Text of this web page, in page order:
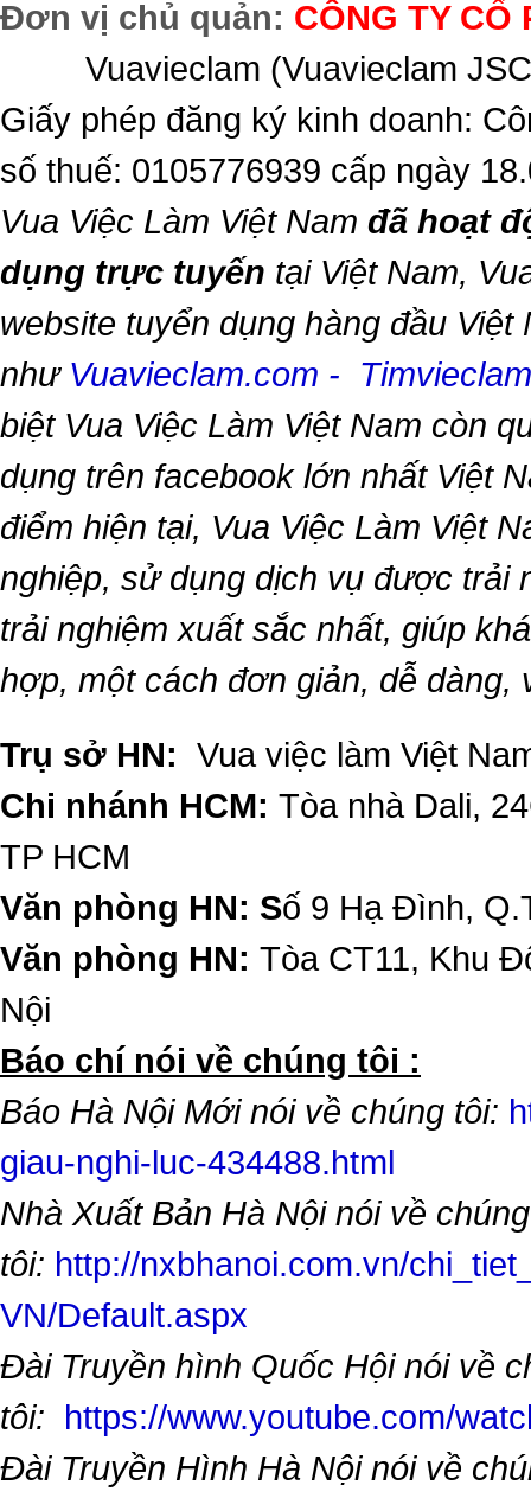
Đơn vị chủ quản: CÔNG TY CỔ
Vuavieclam (Vuavieclam
Giấy phép đăng ký kinh doanh:
số thuế: 0105776939 cấp ngày
Vua Việc Làm Việt Nam đã hoạt
dụng trực tuyến tại Việt Nam,
website tuyển dụng hàng đầu Việt
như Vuavieclam.com -
biệt Vua Việc Làm Việt Nam còn
dụng trên facebook lớn nhất Việt
điểm hiện tại, Vua Việc Làm Việt
nghiệp, sử dụng dịch vụ được trải
trải nghiệm xuất sắc nhất, giúp
hợp, một cách đơn giản, dễ dàng,
Trụ sở HN: Vua việc làm Việt
Chi nhánh HCM: Tòa nhà Dali,
TP HCM
Văn phòng HN: Số 9 Hạ Đình,
Văn phòng HN: Tòa CT11, Khu
Nội
​Báo chí nói về chúng tôi :
Báo Hà Nội Mới nói về chúng tôi:
giau-nghi-luc-434488.html
Nhà Xuất Bản Hà Nội nói về chúng
tôi: http://nxbhanoi.com.vn/
VN/Default.aspx
Đài Truyền hình Quốc Hội nói về
tôi: https://www.youtube.com/
Đài Truyền Hình Hà Nội nói về